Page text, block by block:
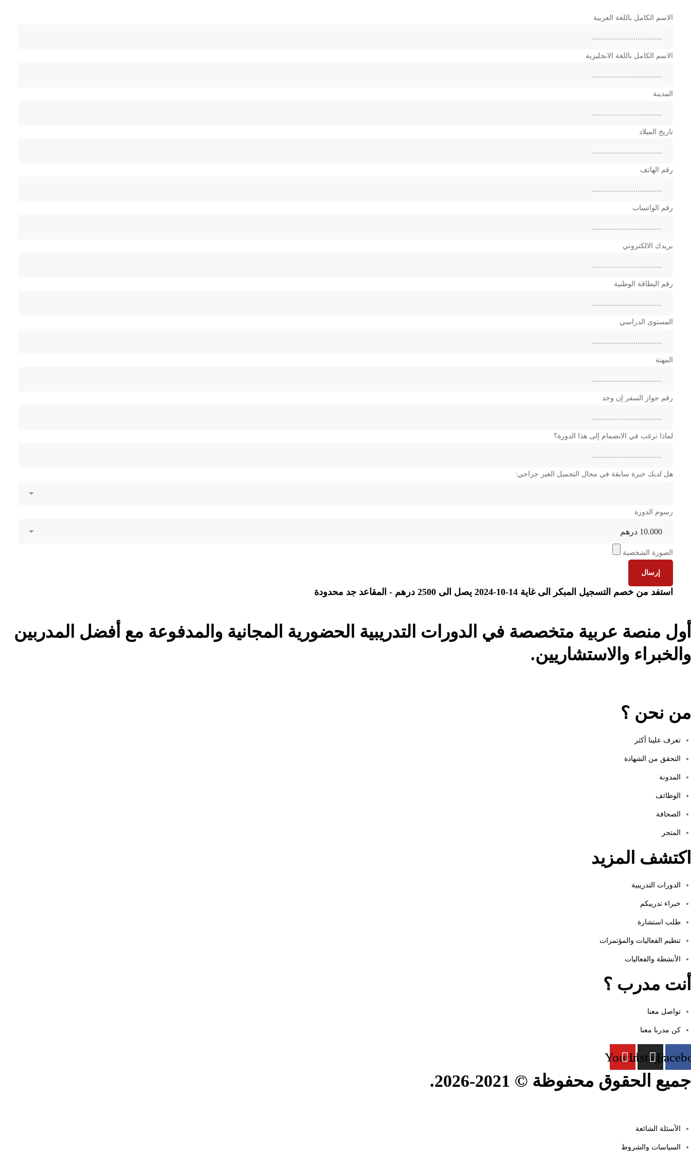
غير
الجراحي
الاسم الكامل باللغة العربية
الاسم الكامل باللغة الانجليزية
المدينة
تاريخ الميلاد
رقم الهاتف
رقم الواتساب
بريدك الالكتروني
رقم البطاقة الوطنية
المستوى الدراسي
المهنة
رقم جواز السفر إن وجد
لماذا ترغب في الانضمام إلى هذا الدورة؟
هل لديك خبرة سابقة في مجال التجميل الغير جراحي:
رسوم الدورة
الصورة الشخصية
إرسال
استفد من خصم التسجيل المبكر الى غاية 14-10-2024 يصل الى 2500 درهم - المقاعد جد محدودة
أول منصة عربية متخصصة في الدورات التدريبية الحضورية المجانية والمدفوعة مع أفضل المدربين
والخبراء والاستشاريين.
من نحن ؟
تعرف علينا أكثر
التحقق من الشهادة
المدونة
الوظائف
الصحافة
المتجر
اكتشف المزيد
الدورات التدريبية
خبراء تدريبكم
طلب استشارة
تنظيم الفعاليات والمؤتمرات
الأنشطة والفعاليات
أنت مدرب ؟
تواصل معنا
كن مدربا معنا
Instagram
Youtube
جميع الحقوق محفوظة © 2021-2026.
الأسئلة الشائعة
السياسات والشروط